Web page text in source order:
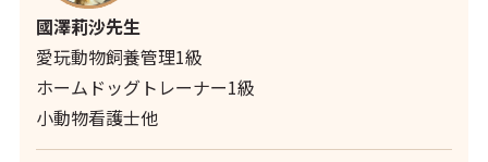
國澤莉沙先生
愛玩動物飼養管理1級
ホームドッグトレーナー1級
小動物看護士他